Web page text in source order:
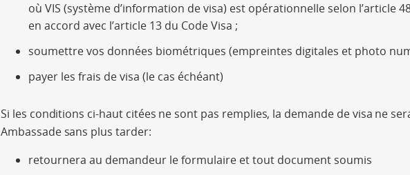
où VIS (système d’information de visa) est opérationnelle selon l’article
en accord avec l’article 13 du Code Visa ;
soumettre vos données biométriques (empreintes digitales et photo
payer les frais de visa (le cas échéant)
Si les conditions ci-haut citées ne sont pas remplies, la demande de visa ne
Ambassade sans plus tarder:
retournera au demandeur le formulaire et tout document soumis